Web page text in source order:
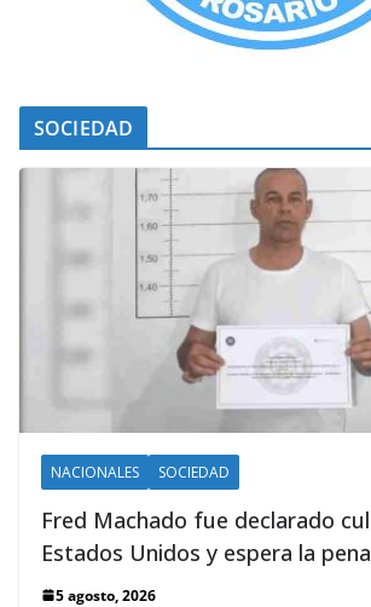
SOCIEDAD
NACIONALES SOCIEDAD
Fred Machado fue declarado
Estados Unidos y espera la pena
5 agosto, 2026